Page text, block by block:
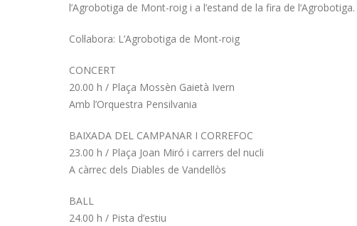
l’Agrobotiga de Mont-roig i a l’estand de la fira de l‘Agrobotiga.
Col·labora: L’Agrobotiga de Mont-roig
CONCERT
20.00 h / Plaça Mossèn Gaietà Ivern
Amb l’Orquestra Pensilvania
BAIXADA DEL CAMPANAR I CORREFOC
23.00 h / Plaça Joan Miró i carrers del nucli
A càrrec dels Diables de Vandellòs
BALL
24.00 h / Pista d’estiu